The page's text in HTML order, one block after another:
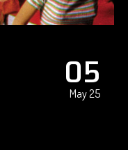
05
May 25